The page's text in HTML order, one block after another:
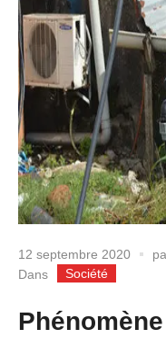
12 septembre 2020
Dans
Société